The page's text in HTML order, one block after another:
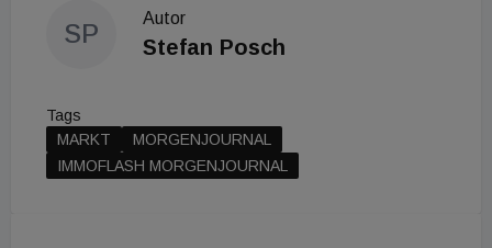
SP
Autor
Stefan Posch
Tags
MARKT
MORGENJOURNAL
IMMOFLASH MORGENJOURNAL